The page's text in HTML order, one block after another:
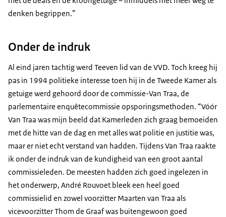
denken begrippen.”
Onder de indruk
Al eind jaren tachtig werd Teeven lid van de VVD. Toch kreeg hij
pas in 1994 politieke interesse toen hij in de Tweede Kamer als
getuige werd gehoord door de commissie-Van Traa, de
parlementaire enquêtecommissie opsporingsmethoden. “Vóór
Van Traa was mijn beeld dat Kamerleden zich graag bemoeiden
met de hitte van de dag en met alles wat politie en justitie was,
maar er niet echt verstand van hadden. Tijdens Van Traa raakte
ik onder de indruk van de kundigheid van een groot aantal
commissieleden. De meesten hadden zich goed ingelezen in
het onderwerp, André Rouvoet bleek een heel goed
commissielid en zowel voorzitter Maarten van Traa als
vicevoorzitter Thom de Graaf was buitengewoon goed